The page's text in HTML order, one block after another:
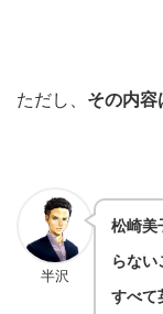
ただし、 その内容
半沢
松崎美
らない
すべて